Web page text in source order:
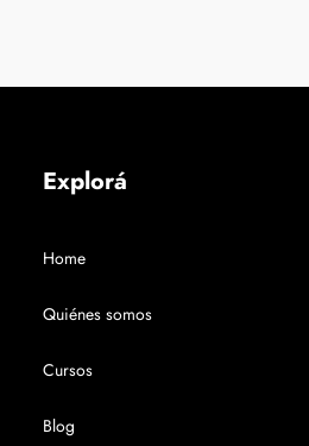
Explorá
Home
Quiénes somos
Cursos
Blog